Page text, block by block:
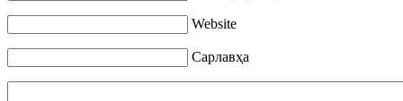
Website
Сарлавҳа